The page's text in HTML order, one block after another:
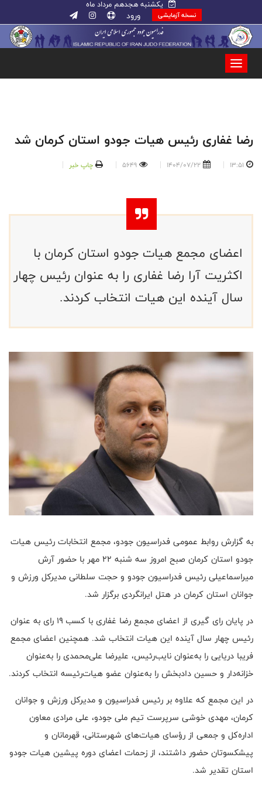
یکشنبه هجدهم مرداد ماه
نسخه آزمایشی ورود
رضا غفاری رئیس هیات جودو استان کرمان شد
13:51
1404/07/22
5649 چاپ خبر
اعضای مجمع هیات جودو استان کرمان با
اکثریت آرا رضا غفاری را به عنوان رئیس چهار
سال آینده این هیات انتخاب کردند.
به گزارش روابط عمومی فدراسیون جودو، مجمع انتخابات رئیس هیات
جودو استان کرمان صبح امروز سه شنبه ۲۲ مهر با حضور آرش
میراسماعیلی رئیس فدراسیون جودو و حجت سلطانی مدیرکل ورزش و
جوانان استان کرمان در هتل ایرانگردی برگزار شد.
در پایان رای گیری از اعضای مجمع رضا غفاری با کسب ۱۹ رای به عنوان
رئیس چهار سال آینده این هیات انتخاب شد. همچنین اعضای مجمع
فریبا دریایی را به‌عنوان نایب‌رئیس، علیرضا علی‌محمدی را به‌عنوان
خزانه‌دار و حسین دادبخش را به‌عنوان عضو هیات‌رئیسه انتخاب کردند.
در این مجمع که علاوه بر رئیس فدراسیون و مدیرکل ورزش و جوانان
کرمان، مهدی خوشی سرپرست تیم ملی جودو، علی مرادی معاون
اداره‌کل و جمعی از رؤسای هیات‌های شهرستانی، قهرمانان و
پیشکسوتان حضور داشتند، از زحمات اعضای دوره پیشین هیات جودو
استان تقدیر شد.